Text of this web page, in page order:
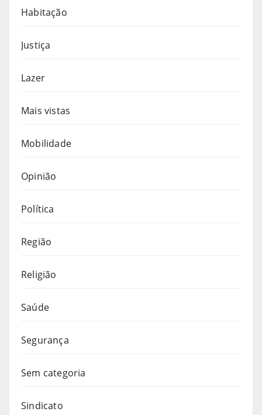
Habitação
Justiça
Lazer
Mais vistas
Mobilidade
Opinião
Política
Região
Religião
Saúde
Segurança
Sem categoria
Sindicato